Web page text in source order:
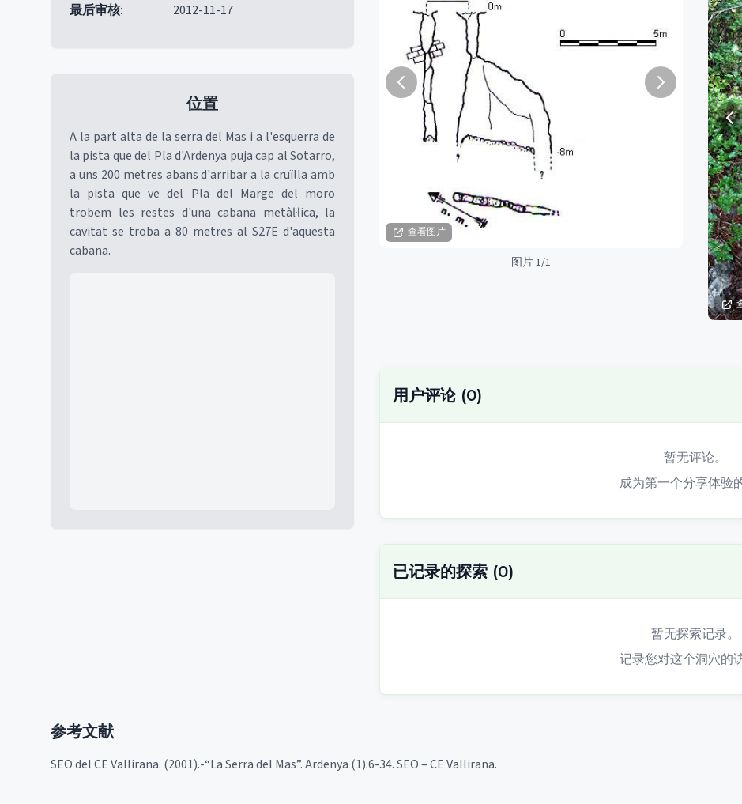
最后审核: 2012-11-17
位置
A la part alta de la serra del Mas i a l'esquerra de
la pista que del Pla d'Ardenya puja cap al Sotarro,
a uns 200 metres abans d'arribar a la cruïlla amb
la pista que ve del Pla del Marge del moro
trobem les restes d'una cabana metàl·lica, la
cavitat se troba a 80 metres al S27E d'aquesta
cabana.
查看图片
图片 1/1
用户评论(0)
暂无评论。
成为第一个分享体验
已记录的探索 (0)
暂无探索记录。
记录您对这个洞穴的
参考文献
SEO del CE Vallirana. (2001).-“La Serra del Mas”. Ardenya (1):6-34. SEO – CE Vallirana.